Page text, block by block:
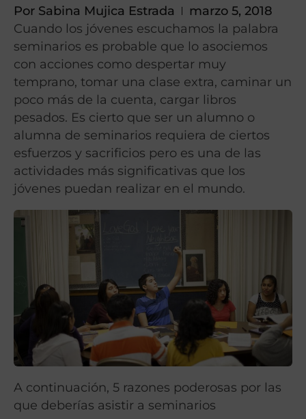
Por Sabina Mujica Estrada
marzo 5, 2018
Cuando los jóvenes escuchamos la palabra
seminarios es probable que lo asociemos
con acciones como despertar muy
temprano, tomar una clase extra, caminar un
poco más de la cuenta, cargar libros
pesados. Es cierto que ser un alumno o
alumna de seminarios requiera de ciertos
esfuerzos y sacrificios pero es una de las
actividades más significativas que los
jóvenes puedan realizar en el mundo.
A continuación, 5 razones poderosas por las
que deberías asistir a seminarios